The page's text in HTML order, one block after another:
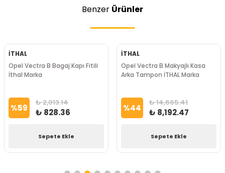
Benzer Ürünler
İTHAL
Opel Vectra B Bagaj Kapı Fitili
İthal Marka
%59 ₺ 2,013.14
₺ 828.36
Sepete Ekle
İTHAL
Opel Vectra B Makyajlı Kasa
Arka Tampon İTHAL Marka
%44 ₺ 14,665.41
₺ 8,192.47
Sepete Ekle